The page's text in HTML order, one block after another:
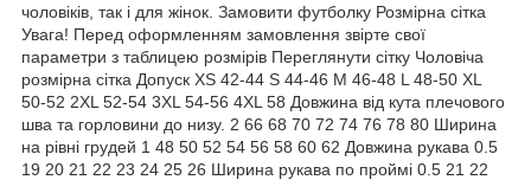
чоловіків, так і для жінок. Замовити футболку Розмірна сітка
Увага! Перед оформленням замовлення звірте свої
параметри з таблицею розмірів Переглянути сітку Чоловіча
розмірна сітка Допуск XS 42-44 S 44-46 M 46-48 L 48-50 XL
50-52 2XL 52-54 3XL 54-56 4XL 58 Довжина від кута плечового
шва та горловини до низу. 2 66 68 70 72 74 76 78 80 Ширина
на рівні грудей 1 48 50 52 54 56 58 60 62 Довжина рукава 0.5
19 20 21 22 23 24 25 26 Ширина рукава по проймі 0.5 21 22